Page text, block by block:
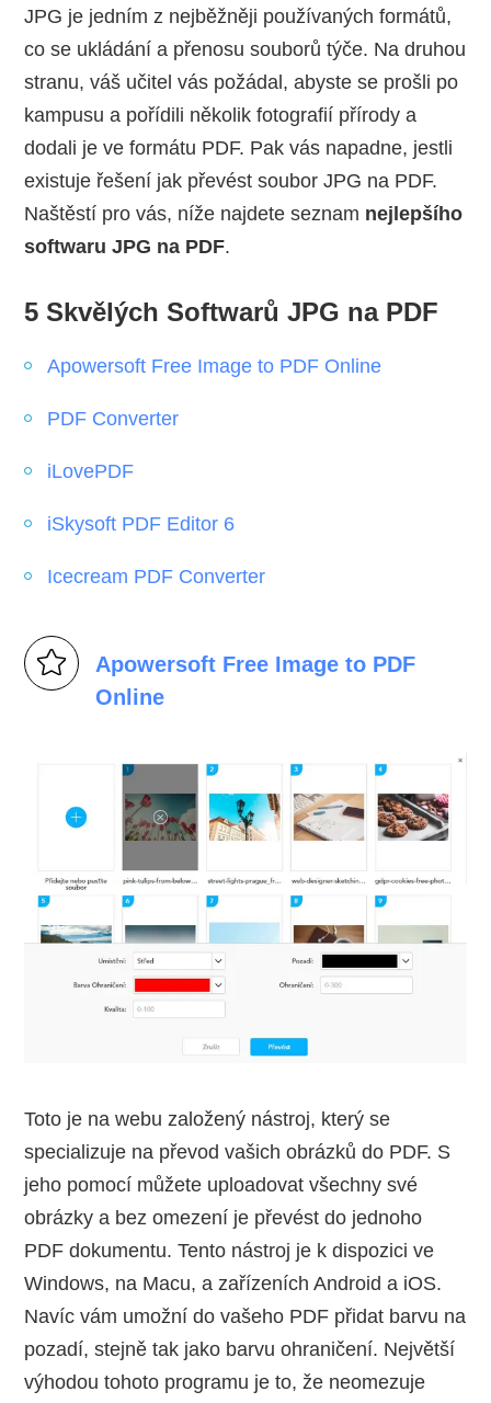
JPG je jedním z nejběžněji používaných formátů,
co se ukládání a přenosu souborů týče. Na druhou
stranu, váš učitel vás požádal, abyste se prošli po
kampusu a pořídili několik fotografií přírody a
dodali je ve formátu PDF. Pak vás napadne, jestli
existuje řešení jak převést soubor JPG na PDF.
Naštěstí pro vás, níže najdete seznam nejlepšího
softwaru JPG na PDF.
5 Skvělých Softwarů JPG na PDF
Apowersoft Free Image to PDF Online
PDF Converter
iLovePDF
iSkysoft PDF Editor 6
Icecream PDF Converter
Apowersoft Free Image to PDF
Online
Toto je na webu založený nástroj, který se
specializuje na převod vašich obrázků do PDF. S
jeho pomocí můžete uploadovat všechny své
obrázky a bez omezení je převést do jednoho
PDF dokumentu. Tento nástroj je k dispozici ve
Windows, na Macu, a zařízeních Android a iOS.
Navíc vám umožní do vašeho PDF přidat barvu na
pozadí, stejně tak jako barvu ohraničení. Největší
výhodou tohoto programu je to, že neomezuje